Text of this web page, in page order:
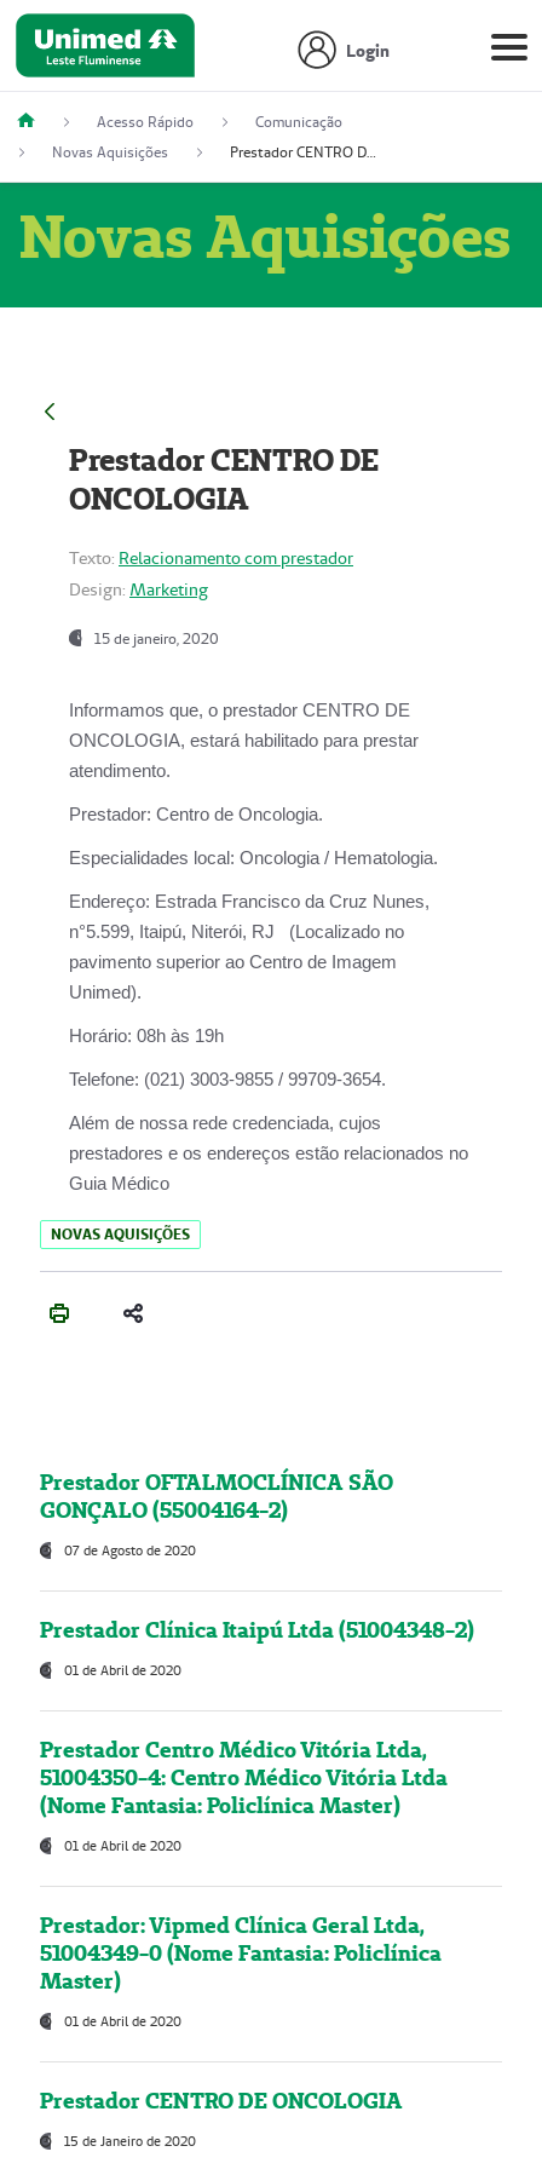
Login
Acesso Rápido
Comunicação
Novas Aquisições
Prestador CENTRO DE ONCOLOGIA
Novas Aquisições
Prestador CENTRO DE
ONCOLOGIA
Texto: Relacionamento com prestador
Design: Marketing
15 de janeiro, 2020
Informamos que, o prestador CENTRO DE
ONCOLOGIA, estará habilitado para prestar
atendimento.
Prestador: Centro de Oncologia.
Especialidades local: Oncologia / Hematologia.
Endereço: Estrada Francisco da Cruz Nunes,
n°5.599, Itaipú, Niterói, RJ (Localizado no
pavimento superior ao Centro de Imagem
Unimed).
Horário: 08h às 19h
Telefone: (021) 3003-9855 / 99709-3654.
Além de nossa rede credenciada, cujos
prestadores e os endereços estão relacionados no
Guia Médico
NOVAS AQUISIÇÕES
Prestador OFTALMOCLÍNICA SÃO
GONÇALO (55004164-2)
07 de Agosto de 2020
Prestador Clínica Itaipú Ltda (51004348-2)
01 de Abril de 2020
Prestador Centro Médico Vitória Ltda,
51004350-4: Centro Médico Vitória Ltda
(Nome Fantasia: Policlínica Master)
01 de Abril de 2020
Prestador: Vipmed Clínica Geral Ltda,
51004349-0 (Nome Fantasia: Policlínica
Master)
01 de Abril de 2020
Prestador CENTRO DE ONCOLOGIA
15 de Janeiro de 2020